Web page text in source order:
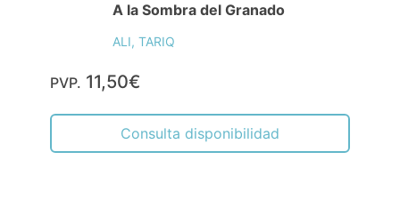
A la Sombra del Granado
ALI, TARIQ
PVP. 11,50€
Consulta disponibilidad